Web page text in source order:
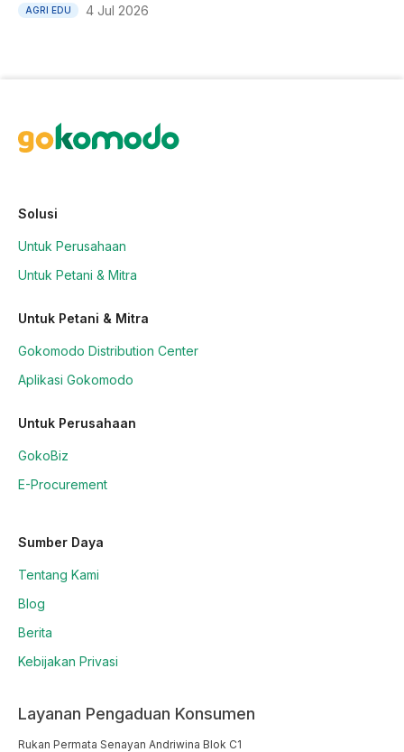
AGRI EDU 4 Jul 2026
Solusi
Untuk Perusahaan
Untuk Petani & Mitra
Untuk Petani & Mitra
Gokomodo Distribution Center
Aplikasi Gokomodo
Untuk Perusahaan
GokoBiz
E-Procurement
Sumber Daya
Tentang Kami
Blog
Berita
Kebijakan Privasi
Layanan Pengaduan Konsumen
Rukan Permata Senayan Andriwina Blok C1